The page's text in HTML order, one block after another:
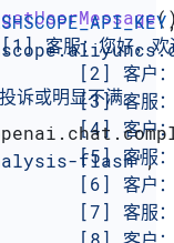
诉或明显不满。
客服：您好，欢
[2] 客户：你
[3] 客服：很
[4] 客户：差
[5] 客服：了
[6] 客户：可
[7] 客服：好
. chat .
flash",